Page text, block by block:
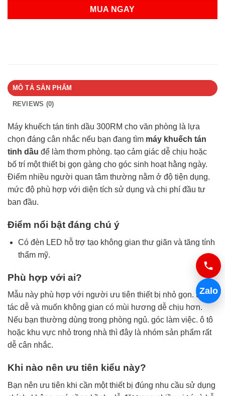
MUA NGAY
MÔ TẢ SẢN PHẨM
REVIEWS (0)
Máy khuếch tán tinh dầu 300RM cho văn phòng là lựa
chọn đáng cân nhắc nếu bạn đang tìm máy khuếch tán
tinh dầu để làm thơm phòng. tạo cảm giác dễ chịu hoặc
bố trí một thiết bị gọn gàng cho góc sinh hoạt hằng ngày.
Điểm nhiều người quan tâm thường nằm ở độ tiện dụng.
mức độ phù hợp với diện tích sử dụng và chi phí đầu tư
ban đầu.
Điểm nổi bật đáng chú ý
Có đèn LED hỗ trợ tạo không gian thư giãn và tăng tính
thẩm mỹ.
Phù hợp với ai?
Mẫu này phù hợp với người ưu tiên thiết bị nhỏ gọn. thao
tác dễ và muốn không gian có mùi hương dễ chịu hơn.
Nếu bạn thường dùng trong phòng ngủ. góc làm việc. ô tô
hoặc khu vực nhỏ trong nhà thì đây là nhóm sản phẩm rất
dễ cân nhắc.
Khi nào nên ưu tiên kiểu này?
Bạn nên ưu tiên khi cần một thiết bị đúng nhu cầu sử dụng
Zalo